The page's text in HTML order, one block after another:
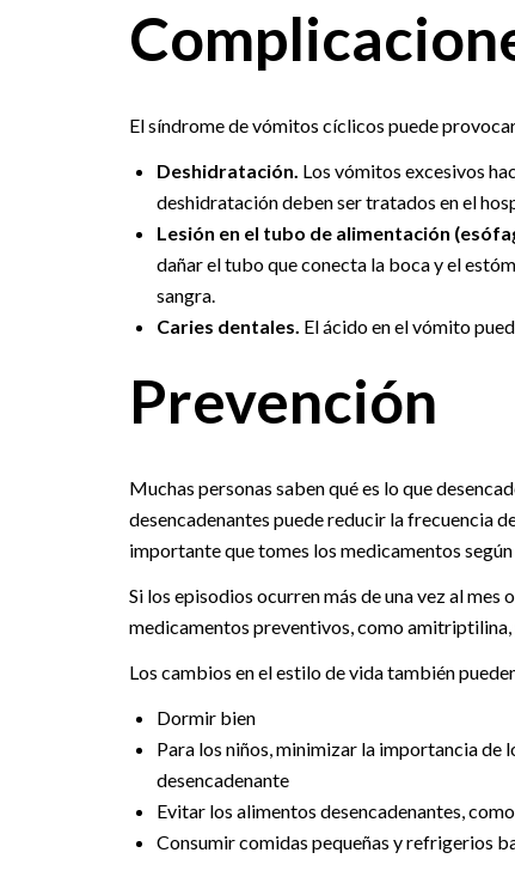
El síndrome de vómitos cíclicos puede
Deshidratación. Los vómitos excesivos
deshidratación deben ser tratados en el
Lesión en el tubo de alimentación
dañar el tubo que conecta la boca y el
sangra.
Caries dentales. El ácido en el vómito
Prevención
Muchas personas saben qué es lo que
desencadenantes puede reducir la frecuencia
importante que tomes los medicamentos
Si los episodios ocurren más de una vez al
medicamentos preventivos, como
Los cambios en el estilo de vida también
Dormir bien
Para los niños, minimizar la importancia de
desencadenante
Evitar los alimentos desencadenantes,
Consumir comidas pequeñas y refrigerios